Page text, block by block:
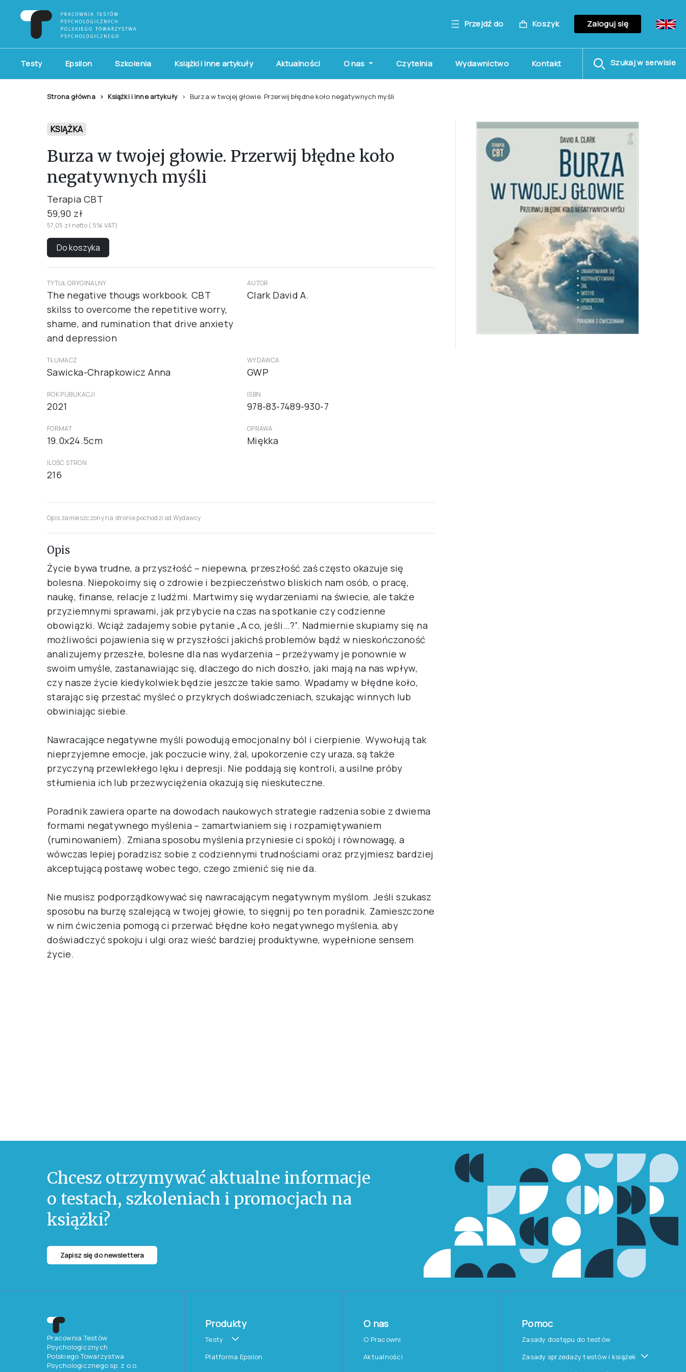
Przejdź do Koszyk Zaloguj się
Testy Epsilon Szkolenia Książki i inne artykuły Aktualności O nas Czytelnia Wydawnictwo Kontakt Szukaj w serwisie
Strona główna Książki i inne artykuły Burza w twojej głowie. Przerwij błędne koło negatywnych myśli
KSIĄŻKA
Burza w twojej głowie. Przerwij błędne koło
negatywnych myśli
Terapia CBT
59,90 zł
57,05 zł netto ( 5% VAT)
Do koszyka
TYTUŁ ORYGINALNY
The negative thougs workbook. CBT
skilss to overcome the repetitive worry,
shame, and rumination that drive anxiety
and depression
AUTOR
Clark David A.
TŁUMACZ
Sawicka-Chrapkowicz Anna
WYDAWCA
GWP
ROK PUBLIKACJI
2021
ISBN
978-83-7489-930-7
FORMAT
19.0x24.5cm
OPRAWA
Miękka
ILOŚĆ STRON
216
Opis zamieszczony na stronie pochodzi od Wydawcy
Opis
Życie bywa trudne, a przyszłość – niepewna, przeszłość zaś często okazuje się
bolesna. Niepokoimy się o zdrowie i bezpieczeństwo bliskich nam osób, o pracę,
naukę, finanse, relacje z ludźmi. Martwimy się wydarzeniami na świecie, ale także
przyziemnymi sprawami, jak przybycie na czas na spotkanie czy codzienne
obowiązki. Wciąż zadajemy sobie pytanie „A co, jeśli…?”. Nadmiernie skupiamy się na
możliwości pojawienia się w przyszłości jakichś problemów bądź w nieskończoność
analizujemy przeszłe, bolesne dla nas wydarzenia – przeżywamy je ponownie w
swoim umyśle, zastanawiając się, dlaczego do nich doszło, jaki mają na nas wpływ,
czy nasze życie kiedykolwiek będzie jeszcze takie samo. Wpadamy w błędne koło,
starając się przestać myśleć o przykrych doświadczeniach, szukając winnych lub
obwiniając siebie.
Nawracające negatywne myśli powodują emocjonalny ból i cierpienie. Wywołują tak
nieprzyjemne emocje, jak poczucie winy, żal, upokorzenie czy uraza, są także
przyczyną przewlekłego lęku i depresji. Nie poddają się kontroli, a usilne próby
stłumienia ich lub przezwyciężenia okazują się nieskuteczne.
Poradnik zawiera oparte na dowodach naukowych strategie radzenia sobie z dwiema
formami negatywnego myślenia – zamartwianiem się i rozpamiętywaniem
(ruminowaniem). Zmiana sposobu myślenia przyniesie ci spokój i równowagę, a
wówczas lepiej poradzisz sobie z codziennymi trudnościami oraz przyjmiesz bardziej
akceptującą postawę wobec tego, czego zmienić się nie da.
Nie musisz podporządkowywać się nawracającym negatywnym myślom. Jeśli szukasz
sposobu na burzę szalejącą w twojej głowie, to sięgnij po ten poradnik. Zamieszczone
w nim ćwiczenia pomogą ci przerwać błędne koło negatywnego myślenia, aby
doświadczyć spokoju i ulgi oraz wieść bardziej produktywne, wypełnione sensem
życie.
Chcesz otrzymywać aktualne informacje
o testach, szkoleniach i promocjach na
książki?
Zapisz się do newslettera
Pracownia Testów
Psychologicznych
Polskiego Towarzystwa
Psychologicznego sp. z o.o.
Produkty
Testy
Platforma Epsilon
O nas
O Pracowni
Aktualności
Pomoc
Zasady dostępu do testów
Zasady sprzedaży testów i książek